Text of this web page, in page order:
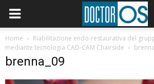
Home
Riabilitazione endo-restaurativa del
mediante tecnologia CAD-CAM Chairside
brenna_09